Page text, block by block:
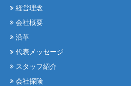
経営理念
会社概要
沿革
代表メッセージ
スタッフ紹介
会社探険